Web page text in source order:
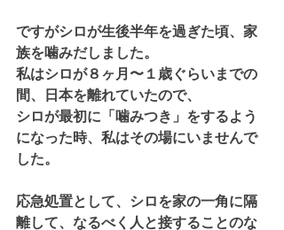
ですがシロが生後半年を過ぎた頃、家
族を噛みだしました。
私はシロが８ヶ月〜１歳ぐらいまでの
間、日本を離れていたので、
シロが最初に「噛みつき」をするよう
になった時、私はその場にいませんで
した。
応急処置として、シロを家の一角に隔
離して、なるべく人と接することのな